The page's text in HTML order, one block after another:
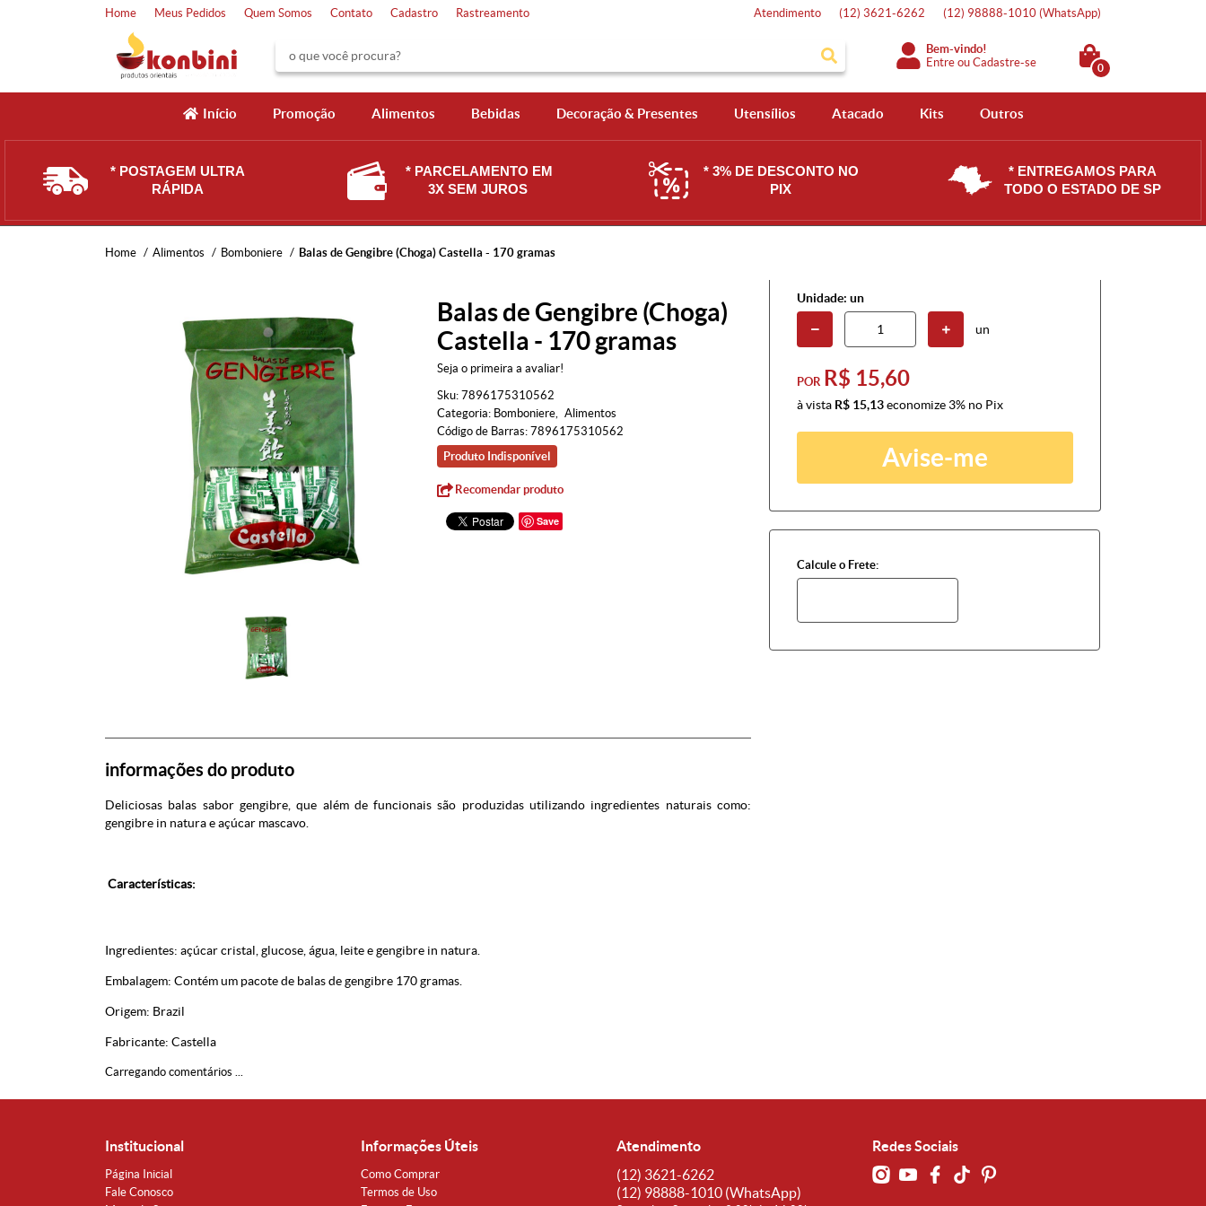
Home Meus Pedidos Quem Somos Contato Cadastro Rastreamento Atendimento (12) 3621-6262 (12) 98888-1010 (WhatsApp)
Bem-vindo!
Entre ouCadastre-se 0
Início Promoção Alimentos Bebidas Decoração & Presentes Utensílios Atacado Kits Outros
* POSTAGEM ULTRA
RÁPIDA
* PARCELAMENTO EM
3X SEM JUROS
* 3% DE DESCONTO NO
PIX
* ENTREGAMOS PARA
TODO O ESTADO DE SP
Home Alimentos Bomboniere Balas de Gengibre (Choga) Castella - 170 gramas
Balas de Gengibre (Choga)
Castella - 170 gramas
Seja o primeira a avaliar!
Sku: 7896175310562
Categoria: Bomboniere
Alimentos
Código de Barras: 7896175310562
Produto Indisponível
Recomendar produto
Save
Unidade: un
un
POR R$ 15,60
à vista R$ 15,13economize 3% no Pix
Avise-me
Calcule o Frete:
informações do produto
Deliciosas balas sabor gengibre, que além de funcionais são produzidas utilizando ingredientes naturais como:
gengibre in natura e açúcar mascavo.
Características:
Ingredientes: açúcar cristal, glucose, água, leite e gengibre in natura.
Embalagem: Contém um pacote de balas de gengibre 170 gramas.
Origem: Brazil
Fabricante: Castella
Carregando comentários ...
Institucional
Página Inicial
Fale Conosco
Informações Úteis
Como Comprar
Termos de Uso
Atendimento
(12) 3621-6262
(12) 98888-1010 (WhatsApp)
Redes Sociais